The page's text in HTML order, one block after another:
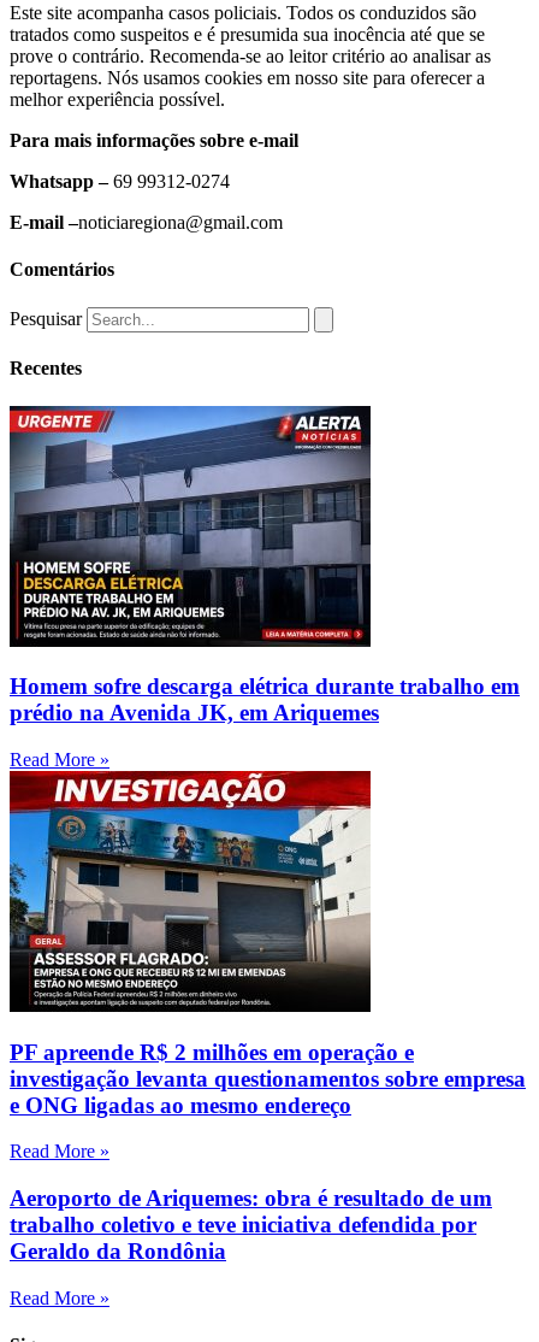
Este site acompanha casos policiais. Todos os conduzidos são
tratados como suspeitos e é presumida sua inocência até que se
prove o contrário. Recomenda-se ao leitor critério ao analisar as
reportagens. Nós usamos cookies em nosso site para oferecer a
melhor experiência possível.
Para mais informações sobre e-mail
Whatsapp –69 99312-0274
E-mail –noticiaregiona@gmail.com
Comentários
Pesquisar
Recentes
Homem sofre descarga elétrica durante trabalho em
prédio na Avenida JK, em Ariquemes
Read More »
PF apreende R$ 2 milhões em operação e
investigação levanta questionamentos sobre empresa
e ONG ligadas ao mesmo endereço
Read More »
Aeroporto de Ariquemes: obra é resultado de um
trabalho coletivo e teve iniciativa defendida por
Geraldo da Rondônia
Read More »